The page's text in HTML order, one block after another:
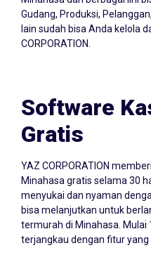
Gudang, Produksi,
lain sudah bisa Anda kelola
CORPORATION.
Software
Gratis
YAZ CORPORATION
Minahasa gratis selama 30
menyukai dan nyaman
bisa melanjutkan untuk
termurah di Minahasa. Mulai
terjangkau dengan fitur yang